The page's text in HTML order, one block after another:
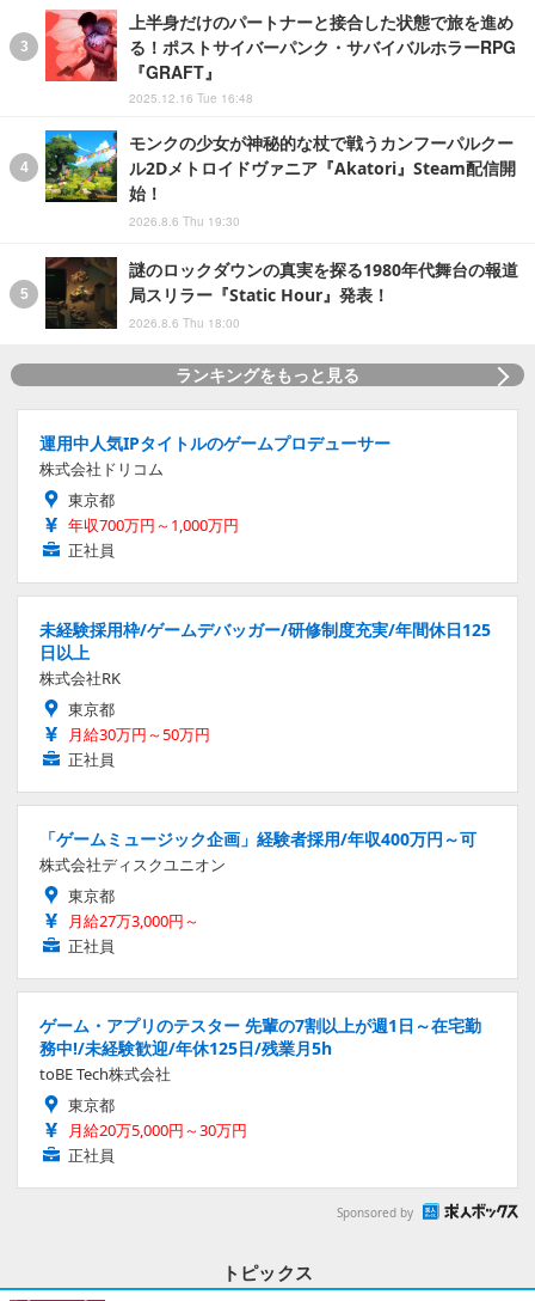
上半身だけのパートナーと接合した状態で旅を進め
る！ポストサイバーパンク・サバイバルホラーRPG
『GRAFT』
2025.12.16 Tue 16:48
モンクの少女が神秘的な杖で戦うカンフーパルクー
ル2Dメトロイドヴァニア『Akatori』Steam配信開
始！
2026.8.6 Thu 19:30
謎のロックダウンの真実を探る1980年代舞台の報道
局スリラー『Static Hour』発表！
2026.8.6 Thu 18:00
ランキングをもっと見る
運用中人気IPタイトルのゲームプロデューサー
株式会社ドリコム
東京都
年収700万円～1,000万円
正社員
未経験採用枠/ゲームデバッガー/研修制度充実/年間休日125
日以上
株式会社RK
東京都
月給30万円～50万円
正社員
「ゲームミュージック企画」経験者採用/年収400万円～可
株式会社ディスクユニオン
東京都
月給27万3,000円～
正社員
ゲーム・アプリのテスター 先輩の7割以上が週1日～在宅勤
務中!/未経験歓迎/年休125日/残業月5h
toBE Tech株式会社
東京都
月給20万5,000円～30万円
正社員
Sponsored by
トピックス